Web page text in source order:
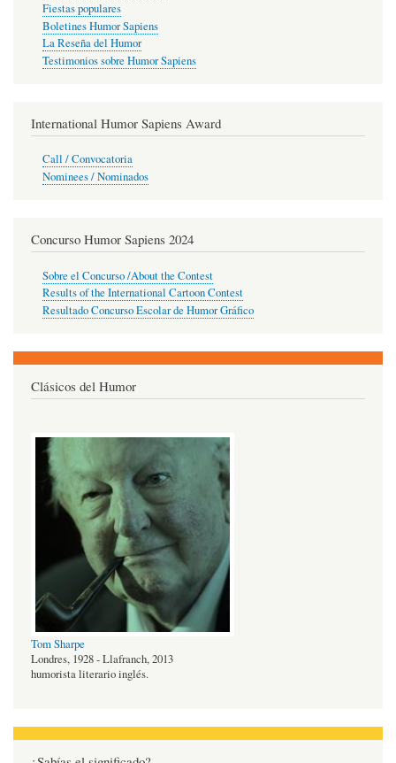
Fiestas populares
Boletines Humor Sapiens
La Reseña del Humor
Testimonios sobre Humor Sapiens
International Humor Sapiens Award
Call / Convocatoria
Nominees / Nominados
Concurso Humor Sapiens 2024
Sobre el Concurso /About the Contest
Results of the International Cartoon Contest
Resultado Concurso Escolar de Humor Gráfico
Clásicos del Humor
Tom Sharpe
Londres, 1928 - Llafranch, 2013
humorista literario inglés.